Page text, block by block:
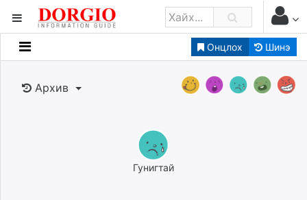
Онцлох Шинэ
Мэдээллийн
Банк санхүү
Архив
Гунигтай